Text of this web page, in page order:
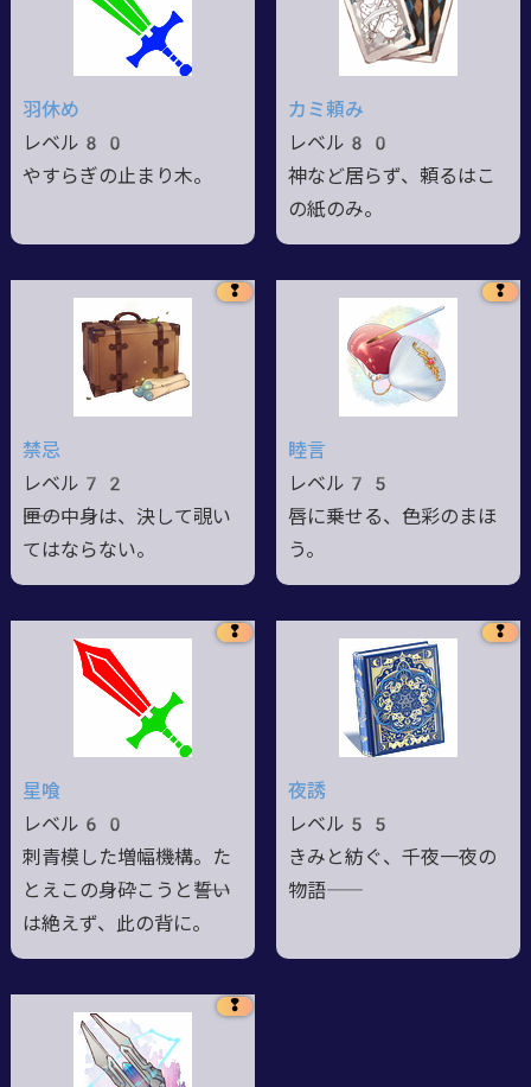
羽休め
レベル80
やすらぎの止まり木。
カミ頼み
レベル80
神など居らず、頼るはこ
の紙のみ。
❢
禁忌
レベル72
――匣の中身は、決して覗い
てはならない。
❢
睦言
レベル75
唇に乗せる、色彩のまほ
う。
❢
星喰
レベル60
刺青模した増幅機構。た
とえこの身砕こうと――誓い
は絶えず、此の背に。
❢
夜誘
レベル55
きみと紡ぐ、千夜一夜の
物語――
❢